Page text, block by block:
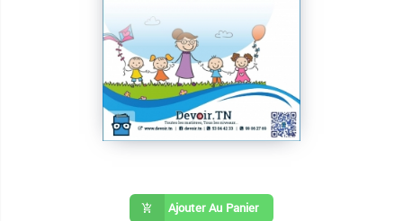
Ajouter Au Panier